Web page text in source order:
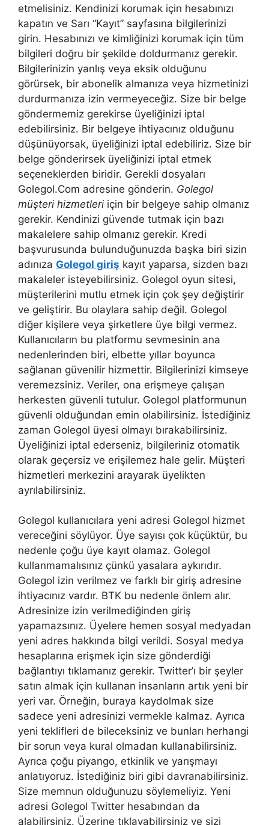
etmelisiniz. Kendinizi korumak için hesabınızı
kapatın ve Sarı “Kayıt” sayfasına bilgilerinizi
girin. Hesabınızı ve kimliğinizi korumak için tüm
bilgileri doğru bir şekilde doldurmanız gerekir.
Bilgilerinizin yanlış veya eksik olduğunu
görürsek, bir abonelik almanıza veya hizmetinizi
durdurmanıza izin vermeyeceğiz. Size bir belge
göndermemiz gerekirse üyeliğinizi iptal
edebilirsiniz. Bir belgeye ihtiyacınız olduğunu
düşünüyorsak, üyeliğinizi iptal edebiliriz. Size bir
belge gönderirsek üyeliğinizi iptal etmek
seçeneklerden biridir. Gerekli dosyaları
Golegol.Com adresine gönderin. Golegol
müşteri hizmetleri için bir belgeye sahip olmanız
gerekir. Kendinizi güvende tutmak için bazı
makalelere sahip olmanız gerekir. Kredi
başvurusunda bulunduğunuzda başka biri sizin
adınıza Golegol giriş kayıt yaparsa, sizden bazı
makaleler isteyebilirsiniz. Golegol oyun sitesi,
müşterilerini mutlu etmek için çok şey değiştirir
ve geliştirir. Bu olaylara sahip değil. Golegol
diğer kişilere veya şirketlere üye bilgi vermez.
Kullanıcıların bu platformu sevmesinin ana
nedenlerinden biri, elbette yıllar boyunca
sağlanan güvenilir hizmettir. Bilgilerinizi kimseye
veremezsiniz. Veriler, ona erişmeye çalışan
herkesten güvenli tutulur. Golegol platformunun
güvenli olduğundan emin olabilirsiniz. İstediğiniz
zaman Golegol üyesi olmayı bırakabilirsiniz.
Üyeliğinizi iptal ederseniz, bilgileriniz otomatik
olarak geçersiz ve erişilemez hale gelir. Müşteri
hizmetleri merkezini arayarak üyelikten
ayrılabilirsiniz.
Golegol kullanıcılara yeni adresi Golegol hizmet
vereceğini söylüyor. Üye sayısı çok küçüktür, bu
nedenle çoğu üye kayıt olamaz. Golegol
kullanmamalısınız çünkü yasalara aykırıdır.
Golegol izin verilmez ve farklı bir giriş adresine
ihtiyacınız vardır. BTK bu nedenle önlem alır.
Adresinize izin verilmediğinden giriş
yapamazsınız. Üyelere hemen sosyal medyadan
yeni adres hakkında bilgi verildi. Sosyal medya
hesaplarına erişmek için size gönderdiği
bağlantıyı tıklamanız gerekir. Twitter’ı bir şeyler
satın almak için kullanan insanların artık yeni bir
yeri var. Örneğin, buraya kaydolmak size
sadece yeni adresinizi vermekle kalmaz. Ayrıca
yeni teklifleri de bileceksiniz ve bunları herhangi
bir sorun veya kural olmadan kullanabilirsiniz.
Ayrıca çoğu piyango, etkinlik ve yarışmayı
anlatıyoruz. İstediğiniz biri gibi davranabilirsiniz.
Size memnun olduğunuzu söylemeliyiz. Yeni
adresi Golegol Twitter hesabından da
alabilirsiniz. Üzerine tıklayabilirsiniz ve sizi